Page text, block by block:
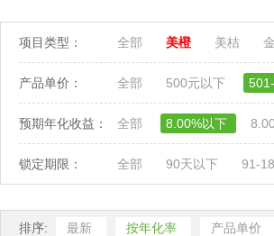
项目类型： 全部 美橙 美桔
产品单价： 全部 500元以下
预期年化收益： 全部 8.00%以下
锁定期限： 全部 90天以下 91-
排序: 最新 按年化率 产品单价